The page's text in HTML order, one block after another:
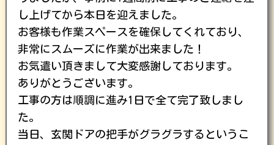
し上げてから本日を迎えました。
お客様も作業スペースを確保してくれており、
非常にスムーズに作業が出来ました！
お気遣い頂きまして大変感謝しております。
ありがとうございます。
工事の方は順調に進み1日で全て完了致しまし
た。
当日、玄関ドアの把手がグラグラするというこ